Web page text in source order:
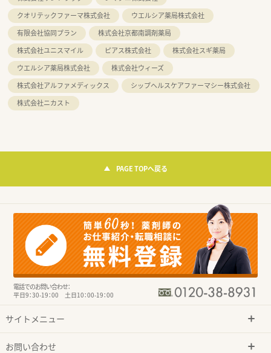
クオリテックファーマ株式会社
ウエルシア薬局株式会社
有限会社協同プラン
株式会社京都南調剤薬局
株式会社ユニスマイル
ピアス株式会社
株式会社スギ薬局
ウエルシア薬局株式会社
株式会社ウィーズ
株式会社アルファメディックス
シップヘルスケアファーマシー株式会社
株式会社ニカスト
PAGE TOPへ戻る
電話でのお問い合わせ：
平日9：30-19：00 土日10：00-19：00
サイトメニュー
お問い合わせ